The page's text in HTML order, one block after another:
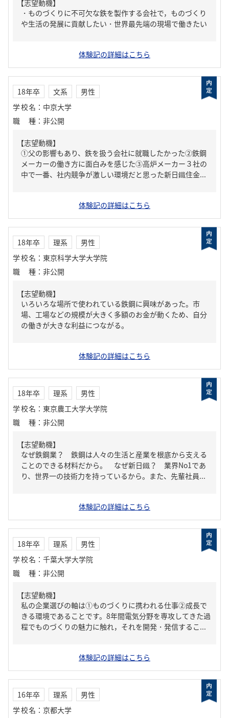
【志望動機】
・ものづくりに不可欠な鉄を製作する会社で，ものづくり
や生活の発展に貢献したい・世界最先端の現場で働きたい
体験記の詳細はこちら
18年卒 文系
男性
学校名 ： 中京大学
職種 ： 非公開
【志望動機】
①父の影響もあり、鉄を扱う会社に就職したかった②鉄鋼
メーカーの働き方に面白みを感じた③高炉メーカー３社の
中で一番、社内競争が激しい環境だと思った新日鐵住金...
体験記の詳細はこちら
18年卒 理系
男性
学校名 ： 東京科学大学大学院
職種 ： 非公開
【志望動機】
いろいろな場所で使われている鉄鋼に興味があった。市
場、工場などの規模が大きく多額のお金が動くため、自分
の働きが大きな利益につながる。
体験記の詳細はこちら
18年卒 理系
男性
学校名 ： 東京農工大学大学院
職種 ： 非公開
【志望動機】
なぜ鉄鋼業？ 鉄鋼は人々の生活と産業を根底から支える
ことのできる材料だから。 なぜ新日鐵？ 業界No1であ
り、世界一の技術力を持っているから。また、先輩社員...
体験記の詳細はこちら
18年卒 理系
男性
学校名 ： 千葉大学大学院
職種 ： 非公開
【志望動機】
私の企業選びの軸は①ものづくりに携われる仕事②成長で
きる環境であることです。8年間電気分野を専攻してきた過
程でものづくりの魅力に触れ，それを開発・発信するこ...
体験記の詳細はこちら
16年卒 理系
男性
学校名 ： 京都大学